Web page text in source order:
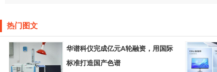
热门图文
华谱科仪完成亿元A轮融资，用国际
标准打造国产色谱